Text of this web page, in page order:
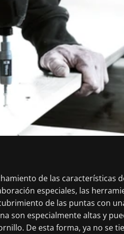
de las características
especiales, las
de las puntas con
son especialmente altas y
De esta forma, ya no se